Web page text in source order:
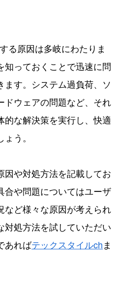
る原因は多岐にわたりま
知っておくことで迅速に問
ます。システム過負荷、ソ
ドウェアの問題など、それ
的な解決策を実行し、快適
う。
因や対処方法を記載してお
合や問題についてはユーザ
など様々な原因が考えられ
対処方法を試していただい
あればテックスタイルchま